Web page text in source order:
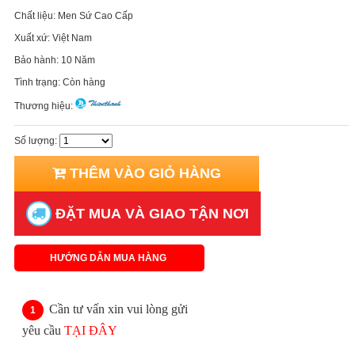
Chất liệu: Men Sứ Cao Cấp
Xuất xứ: Việt Nam
Bảo hành: 10 Năm
Tình trạng: Còn hàng
Thương hiệu:
Số lượng:
THÊM VÀO GIỎ HÀNG
ĐẶT MUA VÀ GIAO TẬN NƠI
HƯỚNG DẪN MUA HÀNG
Cần tư vấn xin vui lòng gửi
yêu cầu TẠI ĐÂY